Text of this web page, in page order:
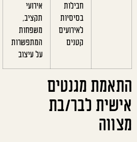
חבילות
בסיסיות
לאירועים
קטנים
אירועי
תקציב,
משפחות
המתפשרות
על עיצוב
התאמת מגנטים
אישית לבר/בת
מצווה